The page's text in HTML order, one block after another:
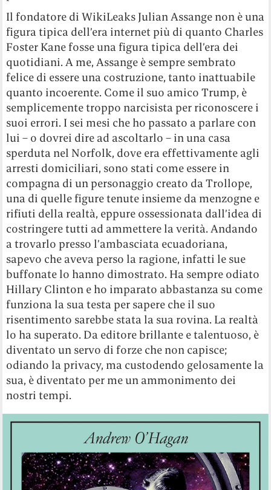
Il fondatore di WikiLeaks Julian Assange non è una
figura tipica dell’era internet più di quanto Charles
Foster Kane fosse una figura tipica dell’era dei
quotidiani. A me, Assange è sempre sembrato
felice di essere una costruzione, tanto inattuabile
quanto incoerente. Come il suo amico Trump, è
semplicemente troppo narcisista per riconoscere i
suoi errori. I sei mesi che ho passato a parlare con
lui – o dovrei dire ad ascoltarlo – in una casa
sperduta nel Norfolk, dove era effettivamente agli
arresti domiciliari, sono stati come essere in
compagna di un personaggio creato da Trollope,
una di quelle figure tenute insieme da menzogne e
rifiuti della realtà, eppure ossessionata dall’idea di
costringere tutti ad ammettere la verità. Andando
a trovarlo presso l’ambasciata ecuadoriana,
sapevo che aveva perso la ragione, infatti le sue
buffonate lo hanno dimostrato. Ha sempre odiato
Hillary Clinton e ho imparato abbastanza su come
funziona la sua testa per sapere che il suo
risentimento sarebbe stata la sua rovina. La realtà
lo ha superato. Da editore brillante e talentuoso, è
diventato un servo di forze che non capisce;
odiando la privacy, ma custodendo gelosamente la
sua, è diventato per me un ammonimento dei
nostri tempi.